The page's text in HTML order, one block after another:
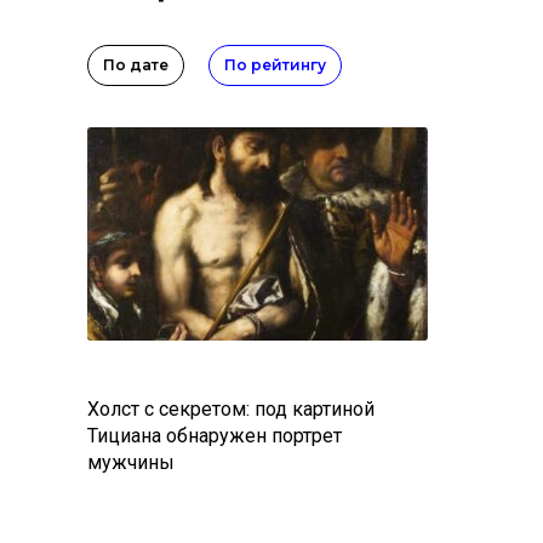
По дате По рейтингу
Холст с секретом: под картиной
Тициана обнаружен портрет
мужчины